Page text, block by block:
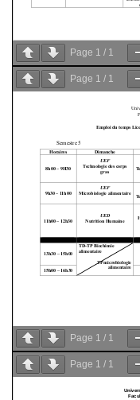
Page 1 / 1
Page 1 / 1
Page 1 / 1
Page 1 / 1